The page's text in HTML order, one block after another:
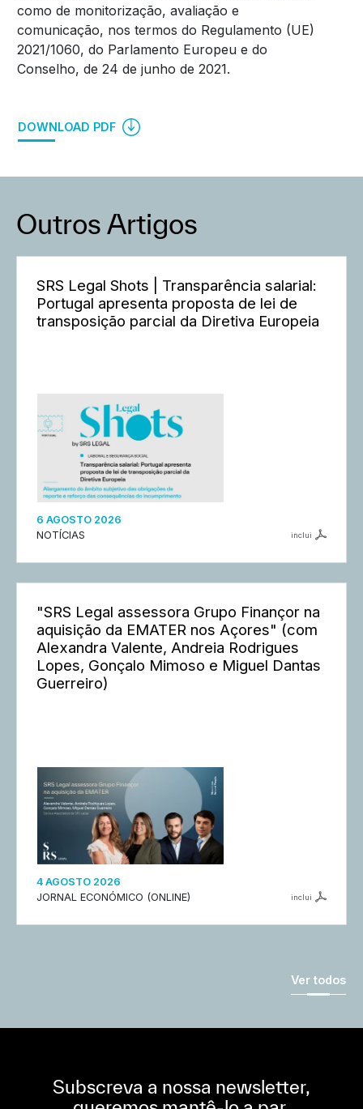
como de monitorização, avaliação e
comunicação, nos termos do Regulamento (UE)
2021/1060, do Parlamento Europeu e do
Conselho, de 24 de junho de 2021.
DOWNLOAD PDF
Outros Artigos
SRS Legal Shots | Transparência salarial:
Portugal apresenta proposta de lei de
transposição parcial da Diretiva Europeia
6 AGOSTO 2026
NOTÍCIAS
inclui
"SRS Legal assessora Grupo Finançor na
aquisição da EMATER nos Açores" (com
Alexandra Valente, Andreia Rodrigues
Lopes, Gonçalo Mimoso e Miguel Dantas
Guerreiro)
4 AGOSTO 2026
JORNAL ECONÓMICO (ONLINE)
inclui
Ver todos
Subscreva a nossa newsletter,